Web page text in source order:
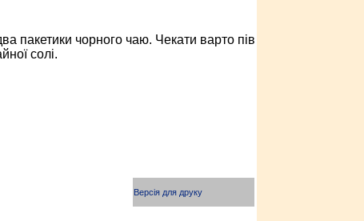
пакетики чорного чаю. Чекати варто пів
солі.
Версія для друку